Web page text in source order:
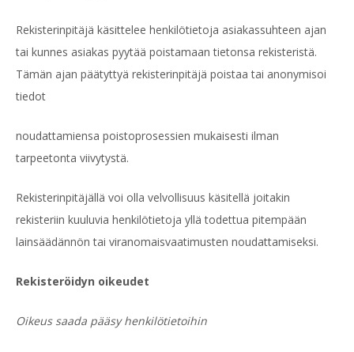
Rekisterinpitäjä käsittelee henkilötietoja asiakassuhteen ajan
tai kunnes asiakas pyytää poistamaan tietonsa rekisteristä.
Tämän ajan päätyttyä rekisterinpitäjä poistaa tai anonymisoi
tiedot
noudattamiensa poistoprosessien mukaisesti ilman
tarpeetonta viivytystä.
Rekisterinpitäjällä voi olla velvollisuus käsitellä joitakin
rekisteriin kuuluvia henkilötietoja yllä todettua pitempään
lainsäädännön tai viranomaisvaatimusten noudattamiseksi.
Rekisteröidyn oikeudet
Oikeus saada pääsy henkilötietoihin